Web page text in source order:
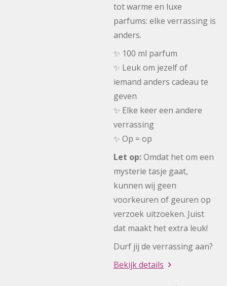
tot warme en luxe
parfums: elke verrassing is
anders.
✨ 100 ml parfum
✨ Leuk om jezelf of
iemand anders cadeau te
geven
✨ Elke keer een andere
verrassing
✨ Op = op
Let op:Omdat het om een
mysterie tasje gaat,
kunnen wij geen
voorkeuren of geuren op
verzoek uitzoeken. Juist
dat maakt het extra leuk!
Durf jij de verrassing aan?
Bekijk details